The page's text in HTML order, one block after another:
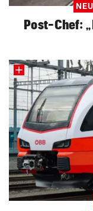
Post-Chef: